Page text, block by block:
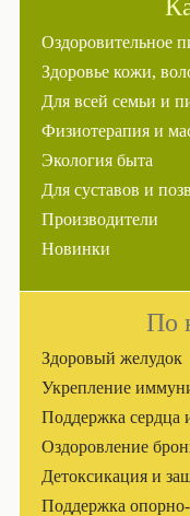
Оздоровительное
Здоровье кожи,
Для всей семьи и
Физиотерапия и
Экология быта
Для суставов и
Производители
Новинки
По
Здоровый желудок
Укрепление
Поддержка сердца
Оздоровление
Детоксикация и
Поддержка